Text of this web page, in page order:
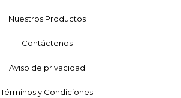
Nuestros Productos
Contáctenos
Aviso de privacidad
Términos y Condiciones